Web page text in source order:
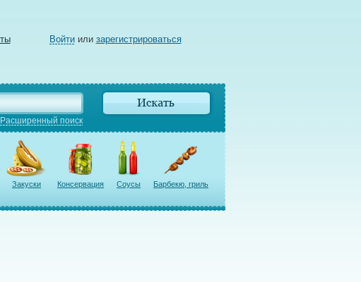
Войтиили зарегистрироваться
Расширенный поиск
Закуски Консервация Соусы Барбекю, гриль